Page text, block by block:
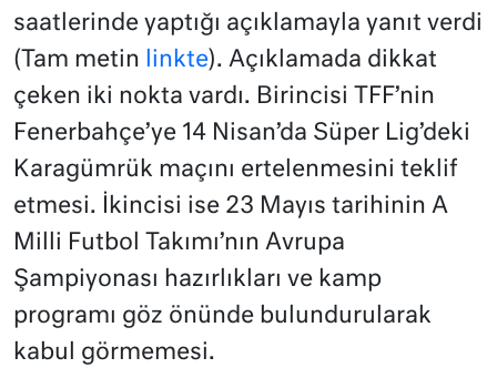
saatlerinde yaptığı açıklamayla yanıt verdi
(Tam metin
linkte). Açıklamada dikkat
çeken iki nokta vardı. Birincisi TFF’nin
Fenerbahçe’ye 14 Nisan’da Süper Lig’deki
Karagümrük maçını ertelenmesini teklif
etmesi. İkincisi ise 23 Mayıs tarihinin A
Milli Futbol Takımı’nın Avrupa
Şampiyonası hazırlıkları ve kamp
programı göz önünde bulundurularak
kabul görmemesi.